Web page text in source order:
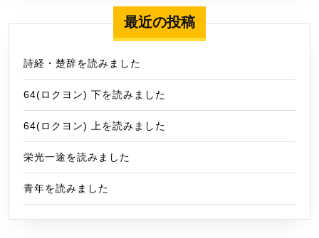
最近の投稿
詩経・楚辞を読みました
64(ロクヨン) 下を読みました
64(ロクヨン) 上を読みました
栄光一途を読みました
青年を読みました